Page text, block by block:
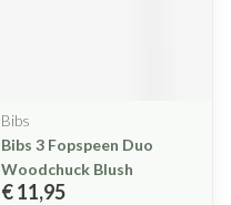
Bibs
Bibs 3 Fopspeen Duo
Woodchuck Blush
€ 11,95